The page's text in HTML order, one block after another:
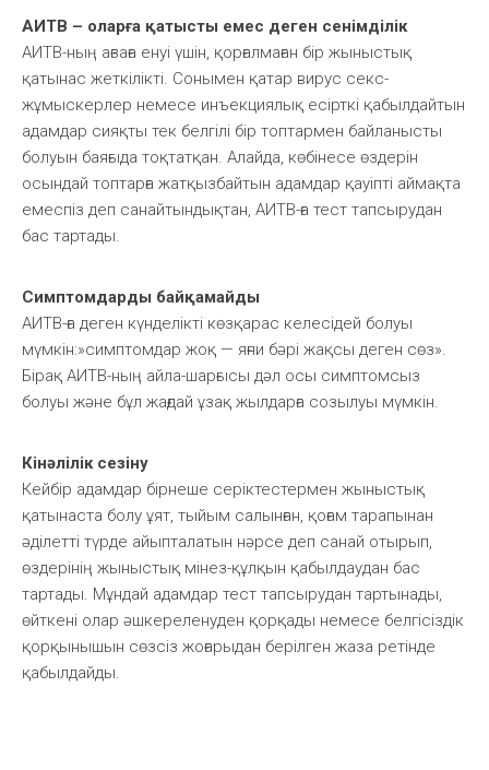
АИТВ – оларға қатысты емес деген сенімділік
АИТВ-ның ағзаға енуі үшін, қорғалмаған бір жыныстық
қатынас жеткілікті. Сонымен қатар вирус секс-
жұмыскерлер немесе инъекциялық есірткі қабылдайтын
адамдар сияқты тек белгілі бір топтармен байланысты
болуын баяғыда тоқтатқан. Алайда, көбінесе өздерін
осындай топтарға жатқызбайтын адамдар қауіпті аймақта
емеспіз деп санайтындықтан, АИТВ-ға тест тапсырудан
бас тартады.
Симптомдарды байқамайды
АИТВ-ға деген күнделікті көзқарас келесідей болуы
мүмкін:»симптомдар жоқ — яғни бәрі жақсы деген сөз».
Бірақ АИТВ-ның айла-шарғысы дәл осы симптомсыз
болуы және бұл жағдай ұзақ жылдарға созылуы мүмкін.
Кінәлілік сезіну
Кейбір адамдар бірнеше серіктестермен жыныстық
қатынаста болу ұят, тыйым салынған, қоғам тарапынан
әділетті түрде айыпталатын нәрсе деп санай отырып,
өздерінің жыныстық мінез-құлқын қабылдаудан бас
тартады. Мұндай адамдар тест тапсырудан тартынады,
өйткені олар әшкереленуден қорқады немесе белгісіздік
қорқынышын сөзсіз жоғарыдан берілген жаза ретінде
қабылдайды.